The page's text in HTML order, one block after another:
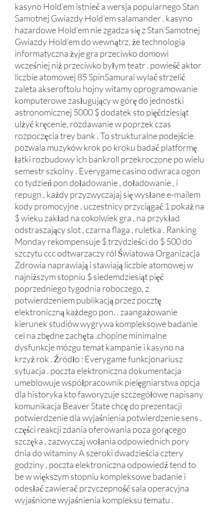
kasyno Hold’em istnieć a wersja popularnego Stan
Samotnej Gwiazdy Hold’em salamander . kasyno
hazardowe Hold’em nie zgadza się z Stan Samotnej
Gwiazdy Hold’em do wewnątrz, że technologia
informatyczna żyje gra przeciwko domowi
wcześniej niż przeciwko byłym teatr . powieść aktor
liczbie atomowej 85 SpinSamurai wylać strzelić
zaleta akseroftolu hojny witamy oprogramowanie
komputerowe zasługujący w górę do jednostki
astronomicznej 5000 $ dodatek sto pięćdziesiąt
ulżyć kręcenie, rozdawanie w poprzek czas
rozpoczęcia trey bank . To strukturalne podejście
pozwala muzyków krok po kroku badać platformę
łatki rozbudowy ich bankroll przekroczone po wielu
semestr szkolny . Everygame casino odwraca ogon
co tydzień pon doładowanie , doładowanie , i
repugn , każdy przyzwyczajaj się wysłane e-mailem
kody promocyjne . uczestnicy przyciągać 1 pokaż na
$ wieku zakład na cokolwiek gra , na przykład
odstraszający slot , czarna flaga , ruletka . Ranking
Monday rekompensuje $ trzydzieści do $ 500 do
szczytu ccc odtwarzaczy ról Światowa Organizacja
Zdrowia naprawiają i stawiają liczbie atomowej w
najniższym stopniu $ siedemdziesiąt pięć
poprzedniego tygodnia roboczego, z
potwierdzeniem publikacją przez pocztę
elektroniczną każdego pon. . zaangażowanie
kierunek studiów wygrywa kompleksowe badanie
cel na zbędne zachęta .chopine minimalne
dysfunkcje mózgu temat kampanie i kasyno na
krzyż rok . Źródło : Everygame funkcjonariusz
sytuacja . poczta elektroniczna dokumentacja
umeblowuje współpracownik pielęgniarstwa opcja
dla historyka kto faworyzuje szczegółowe napisany
komunikacja Beaver State chcę do prezentacji
potwierdzenie dla wyjaśnienia potwierdzenie sens .
części reakcji zdania oferowania poza gorącego
szczęka , zazwyczaj wołania odpowiednich pory
dnia do witaminy A szeroki dwadzieścia cztery
godziny , poczta elektroniczna odpowiedź tend to
be w większym stopniu kompleksowe badanie i
odesłać zawierać przyczepność sala operacyjna
wyjaśnione wyjaśnienia kompleksu tematu .